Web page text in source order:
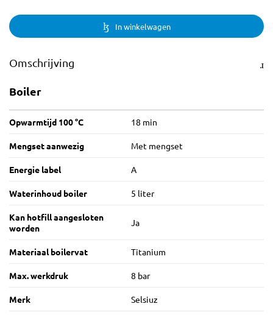
In winkelwagen
Omschrijving
Boiler
Opwarmtijd 100 °C 18 min
Mengset aanwezig Met mengset
Energie label A
Waterinhoud boiler 5 liter
Kan hotfill aangesloten
worden
Ja
Materiaal boilervat Titanium
Max. werkdruk 8 bar
Merk Selsiuz